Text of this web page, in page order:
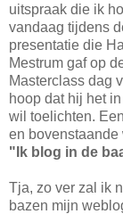
uitspraak die ik
vandaag tijdens
presentatie die
Mestrum gaf op
Masterclass dag
hoop dat hij het
wil toelichten.
en bovenstaande
"Ik blog in de
Tja, zo ver zal ik
bazen mijn